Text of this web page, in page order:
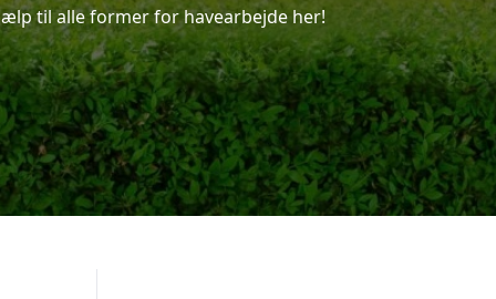
til alle former for havearbejde her!